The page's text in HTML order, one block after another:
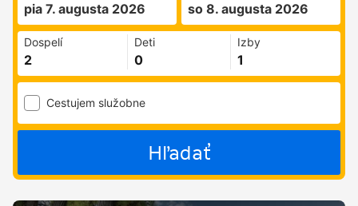
pia 7. augusta 2026 so 8. augusta 2026
Dospelí Deti Izby
Cestujem služobne
Hľadať